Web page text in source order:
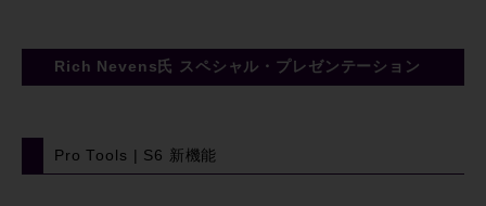
Rich Nevens氏 スペシャル・プレゼンテーション
Pro Tools | S6 新機能